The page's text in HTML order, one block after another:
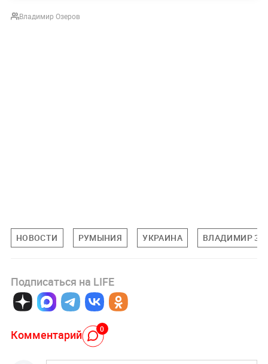
Владимир Озеров
НОВОСТИ РУМЫНИЯ УКРАИНА ВЛАДИМИР
Подписаться на LIFE
Комментарий 0